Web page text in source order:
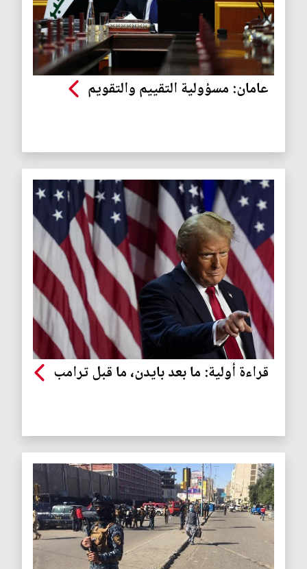
عامان: مسؤولية التقييم والتقويم
قراءة أولية: ما بعد بايدن، ما قبل ترامب